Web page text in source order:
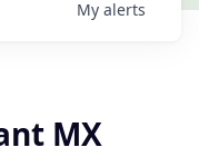
My alerts
MX